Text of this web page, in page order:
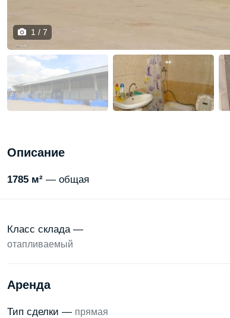
1 / 7
Описание
1785 м² — общая
Класс склада —
отапливаемый
Аренда
Тип сделки — прямая